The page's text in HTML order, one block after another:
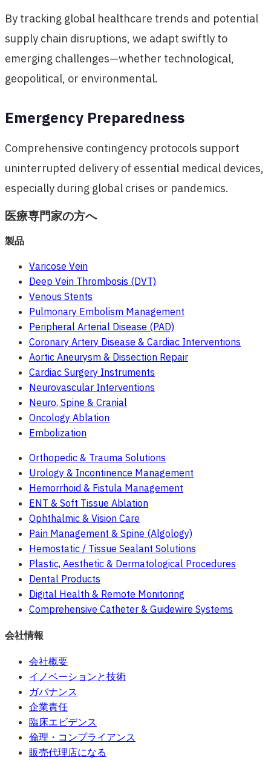
By tracking global healthcare trends and potential
supply chain disruptions, we adapt swiftly to
emerging challenges—whether technological,
geopolitical, or environmental.
Emergency Preparedness
Comprehensive contingency protocols support
uninterrupted delivery of essential medical devices,
especially during global crises or pandemics.
医療専門家の方へ
製品
Varicose Vein
Deep Vein Thrombosis (DVT)
Venous Stents
Pulmonary Embolism Management
Peripheral Arterial Disease (PAD)
Coronary Artery Disease & Cardiac Interventions
Aortic Aneurysm & Dissection Repair
Cardiac Surgery Instruments
Neurovascular Interventions
Neuro, Spine & Cranial
Oncology Ablation
Embolization
Orthopedic & Trauma Solutions
Urology & Incontinence Management
Hemorrhoid & Fistula Management
ENT & Soft Tissue Ablation
Ophthalmic & Vision Care
Pain Management & Spine (Algology)
Hemostatic / Tissue Sealant Solutions
Plastic, Aesthetic & Dermatological Procedures
Dental Products
Digital Health & Remote Monitoring
Comprehensive Catheter & Guidewire Systems
会社情報
会社概要
イノベーションと技術
ガバナンス
企業責任
臨床エビデンス
倫理・コンプライアンス
販売代理店になる